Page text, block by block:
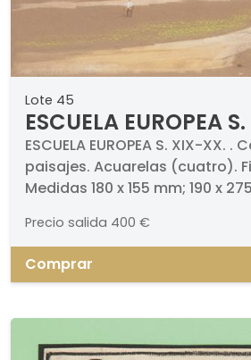
Lote 45
ESCUELA EUROPEA
Colección de 4
ESCUELA EUROPEA S. XIX-XX.
paisajes. Acuarelas (cuatro).
Medidas 180 x 155 mm; 190 x
Precio salida 400 €
Comprar